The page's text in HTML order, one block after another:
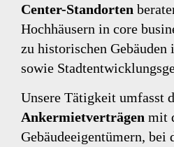
Center-Standorten
Hochhäusern in core
zu historischen Gebäuden
sowie
Unsere Tätigkeit umfasst
Ankermietverträgen mit
Gebäudeeigentümern, bei